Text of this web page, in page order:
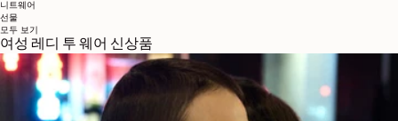
니트웨어
선물
모두 보기
여성 레디 투 웨어 신상품